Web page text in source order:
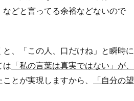
どと言ってる余裕などないので
、「この人、口だけね」と瞬時に
は 「私の言葉は真実ではない」が、
とが実現しますから、
「自分の望